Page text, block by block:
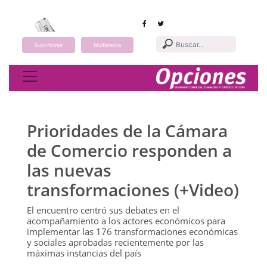
Suscribirse Multimedia
Toggle navigation
Prioridades de la Cámara
de Comercio responden a
las nuevas
transformaciones (+Video)
El encuentro centró sus debates en el
acompañamiento a los actores económicos para
implementar las 176 transformaciones económicas
y sociales aprobadas recientemente por las
máximas instancias del país